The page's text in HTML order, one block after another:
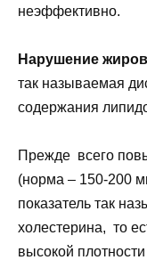
неэффективно.
Нарушение
так называемая
содержания
Прежде всего
(норма – 150-200
показатель так
холестерина, то
высокой